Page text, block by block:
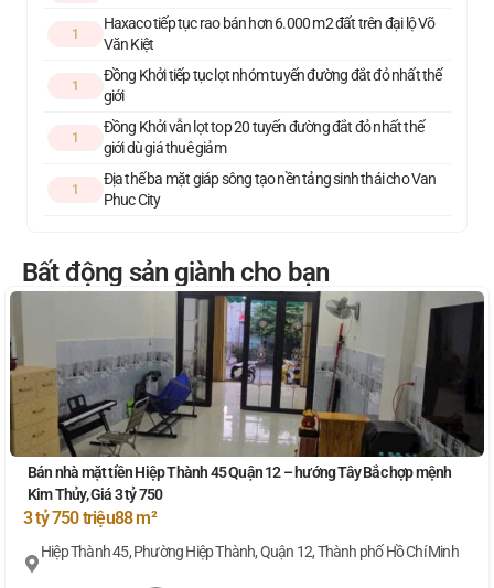
1
Haxaco tiếp tục rao bán hơn 6.000 m2 đất trên đại lộ Võ
Văn Kiệt
1
Đồng Khởi tiếp tục lọt nhóm tuyến đường đắt đỏ nhất thế
giới
1
Đồng Khởi vẫn lọt top 20 tuyến đường đắt đỏ nhất thế
giới dù giá thuê giảm
1
Địa thế ba mặt giáp sông tạo nền tảng sinh thái cho Van
Phuc City
Bất động sản giành cho bạn
Bán nhà mặt tiền Hiệp Thành 45 Quận 12 – hướng Tây Bắc hợp mệnh
Kim Thủy, Giá 3 tỷ 750
3 tỷ 750 triệu88 m²
Hiệp Thành 45, Phường Hiệp Thành, Quận 12, Thành phố Hồ Chí Minh